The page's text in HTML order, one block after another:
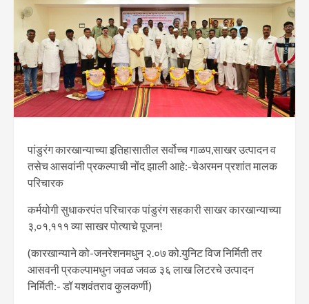
पांडुरंग कारखान्याच्या इतिहासातील सर्वोच्च गाळप,साखर उत्पादन व
तसेच आसवांनी प्रकल्पाची नोंद झाली आहे:-चेअरमन प्रशांत मालक
परिचारक
कर्मयोगी सुधाकरपंत परिचारक पांडुरंग सहकारी साखर कारखान्याच्या
३,०१,१११ व्या साखर पोत्याचे पूजन!
(कारखान्याने को-जनरेशनमधुन २.०७ को.युनिट विज निर्मिती तर
आसवनी प्रकल्पामधुन जवळ जवळ ३६ लाख लिटरचे उत्पादन
निर्मिती:- डॉ यशवंतराव कुलकर्णी)